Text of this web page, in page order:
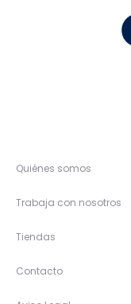
Quiénes somos
Trabaja con nosotros
Tiendas
Contacto